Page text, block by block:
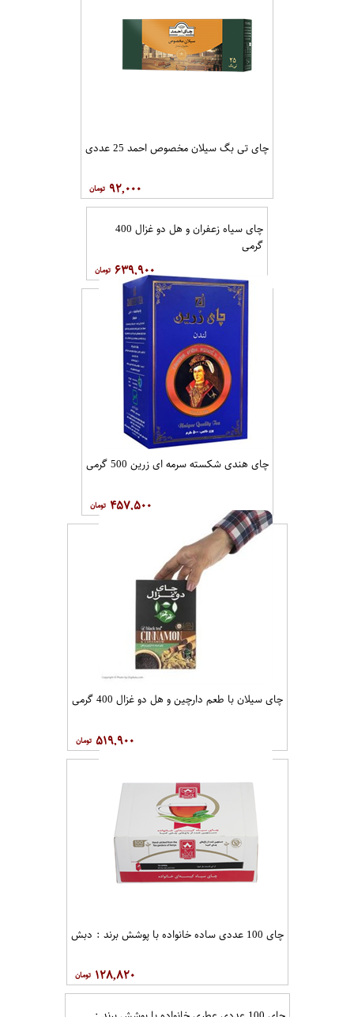
چای تی بگ سیلان مخصوص احمد 25 عددی
۹۲,۰۰۰
چای سیاه زعفران و هل دو غزال 400
گرمی
۶۳۹,۹۰۰
چای هندی شکسته سرمه ای زرین 500 گرمی
۴۵۷,۵۰۰
چای سیلان با طعم دارچین و هل دو غزال 400 گرمی
۵۱۹,۹۰۰
چای 100 عددی ساده خانواده با پوشش برند : دبش
۱۲۸,۸۲۰